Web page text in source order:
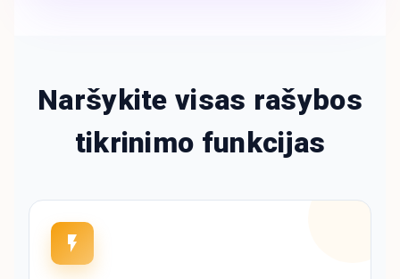
Naršykite visas rašybos
tikrinimo funkcijas